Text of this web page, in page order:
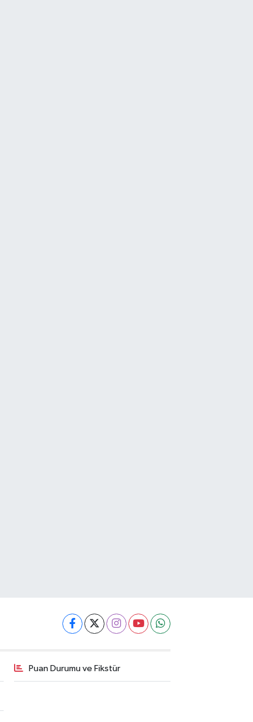
Puan Durumu ve Fikstür